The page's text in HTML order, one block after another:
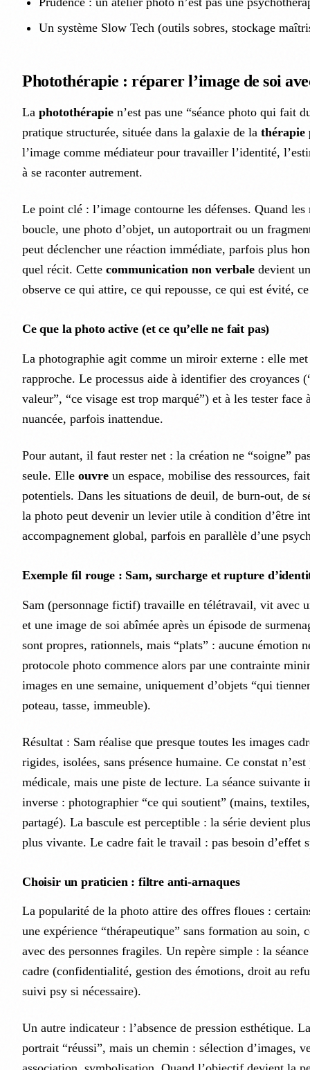
Un système Slow Tech (outils sobres, stockage
Photothérapie : réparer l’image de soi
La photothérapie n’est pas une “séance photo qui fait
pratique structurée, située dans la galaxie de la thérapie
l’image comme médiateur pour travailler l’identité,
à se raconter autrement.
Le point clé : l’image contourne les défenses. Quand les
boucle, une photo d’objet, un autoportrait ou un
peut déclencher une réaction immédiate, parfois plus
quel récit. Cette communication non verbale devient
observe ce qui attire, ce qui repousse, ce qui est évité,
Ce que la photo active (et ce qu’elle ne fait pas)
La photographie agit comme un miroir externe : elle
rapproche. Le processus aide à identifier des croyances
valeur”, “ce visage est trop marqué”) et à les tester face
nuancée, parfois inattendue.
Pour autant, il faut rester net : la création ne “soigne”
seule. Elle ouvre un espace, mobilise des ressources,
potentiels. Dans les situations de deuil, de burn-out, de
la photo peut devenir un levier utile à condition d’être
accompagnement global, parfois en parallèle d’une
Exemple fil rouge : Sam, surcharge et rupture
Sam (personnage fictif) travaille en télétravail, vit avec
et une image de soi abîmée après un épisode de
sont propres, rationnels, mais “plats” : aucune émotion
protocole photo commence alors par une contrainte
images en une semaine, uniquement d’objets “qui
poteau, tasse, immeuble).
Résultat : Sam réalise que presque toutes les images
rigides, isolées, sans présence humaine. Ce constat
médicale, mais une piste de lecture. La séance suivante
inverse : photographier “ce qui soutient” (mains,
partagé). La bascule est perceptible : la série devient
plus vivante. Le cadre fait le travail : pas besoin d’effet
Choisir un praticien : filtre anti-arnaques
La popularité de la photo attire des offres floues :
une expérience “thérapeutique” sans formation au soin,
avec des personnes fragiles. Un repère simple : la
cadre (confidentialité, gestion des émotions, droit au
suivi psy si nécessaire).
Un autre indicateur : l’absence de pression esthétique.
portrait “réussi”, mais un chemin : sélection d’images,